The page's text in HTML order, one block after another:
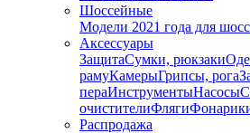
Шоссейные
Модели 2021 года для
Аксессуары
ЗащитаСумки, рюкзаки
рамуКамерыГрипсы, рога
пераИнструментыНасосы
очистителиФляги
Распродажа